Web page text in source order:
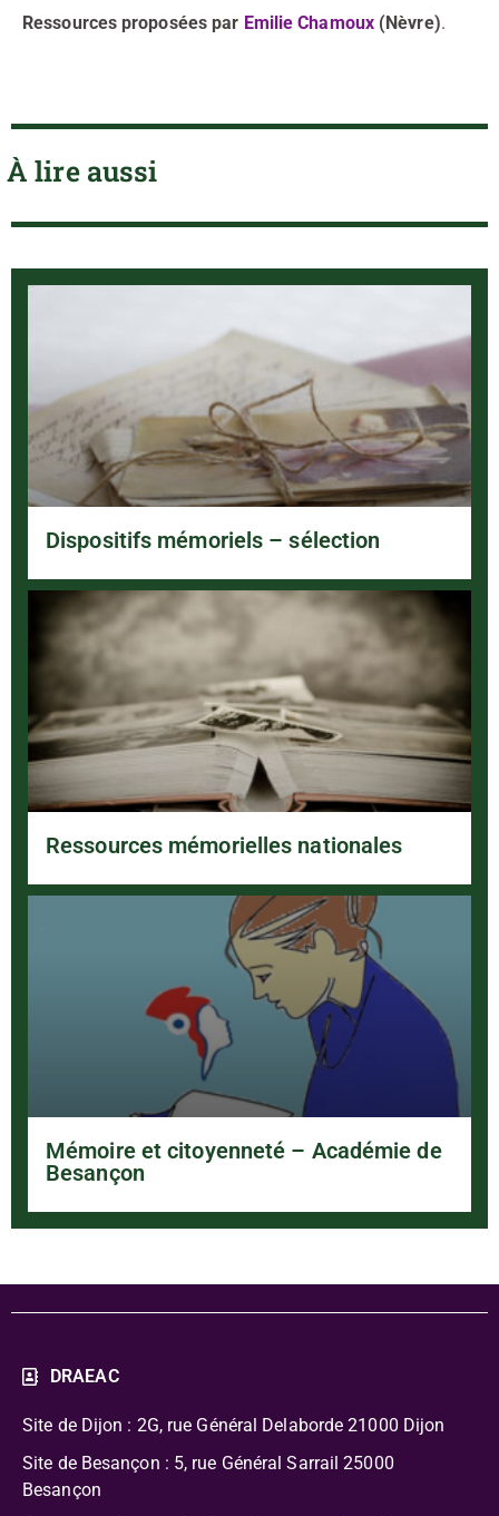
Ressources proposées par Emilie Chamoux (Nèvre).
À lire aussi
Dispositifs mémoriels – sélection
Ressources mémorielles nationales
Mémoire et citoyenneté – Académie de
Besançon
DRAEAC
Site de Dijon : 2G, rue Général Delaborde 21000 Dijon
Site de Besançon : 5, rue Général Sarrail 25000
Besançon